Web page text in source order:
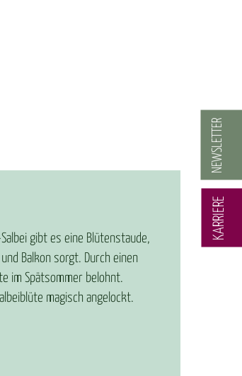
gibt es eine Blütenstaude,
Balkon sorgt. Durch einen
im Spätsommer belohnt.
magisch angelockt.
NEWSLETTER
KARRIERE